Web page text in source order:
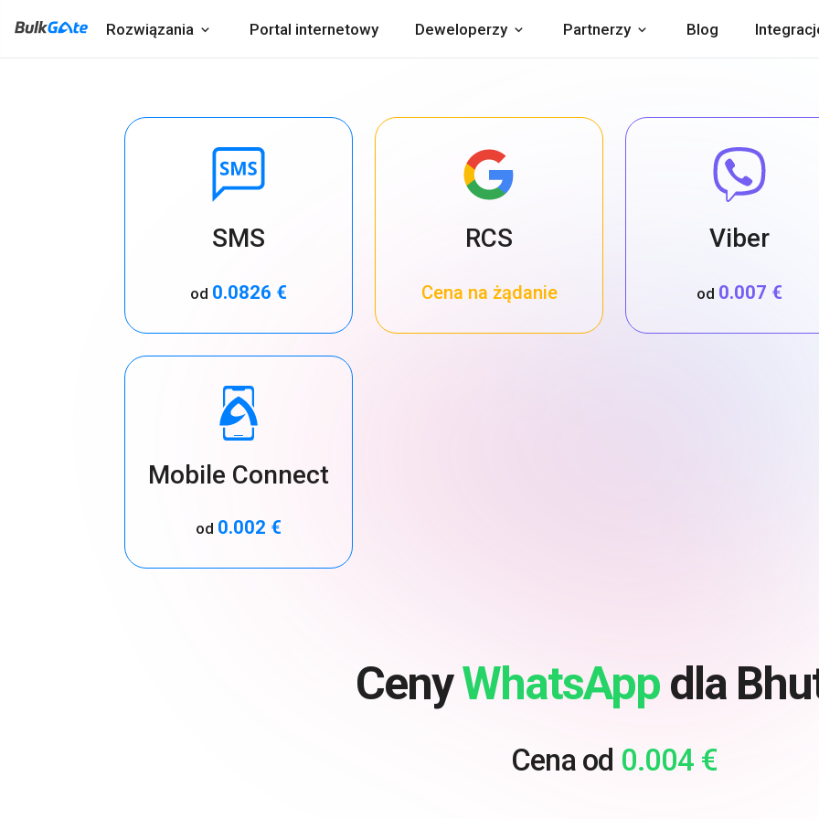
Rozwiązania Portal internetowy Deweloperzy Partnerzy Blog
SMS
od 0.0826 €
RCS
Cena na żądanie
Viber
od 0.007 €
Mobile Connect
od 0.002 €
CenyWhatsAppdla
Cena od 0.004 €